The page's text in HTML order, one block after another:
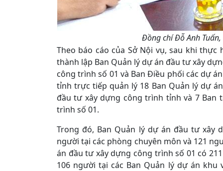
Đồng chí Đỗ Anh
Theo báo cáo của Sở Nội vụ, sau khi
thành lập Ban Quản lý dự án đầu tư xây
công trình số 01 và Ban Điều phối các dự
tỉnh trực tiếp quản lý 18 Ban Quản lý dự
đầu tư xây dựng công trình tỉnh và 7 Ban
trình số 01.
Trong đó, Ban Quản lý dự án đầu tư xây
người tại các phòng chuyên môn và 121
án đầu tư xây dựng công trình số 01 có
106 người tại các Ban Quản lý dự án